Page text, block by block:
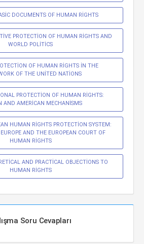
DOCUMENTS OF HUMAN RİGHTS
PROTECTİON OF HUMAN RİGHTS AND
WORLD POLİTİCS
OF HUMAN RİGHTS İN THE
OF THE UNİTED NATİONS
PROTECTİON OF HUMAN RİGHTS:
AND AMERİCAN MECHANİSMS
HUMAN RİGHTS PROTECTİON SYSTEM:
AND THE EUROPEAN COURT OF
HUMAN RİGHTS
AND PRACTİCAL OBJECTİONS TO
HUMAN RİGHTS
Soru Cevapları